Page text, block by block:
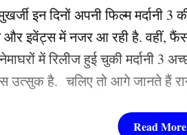
Alia bhatt Deepika Padukone
इन दिनों अपनी फिल्म मर्दानी
इवेंट्स में नजर आ रही है. वहीं, फैंस
में रिलीज हुई चुकी मर्दानी 3
उत्सुक है. चलिए तो आगे जानते हैं